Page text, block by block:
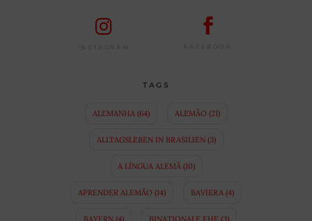
INSTAGRAM FACEBOOK
TAGS
ALEMANHA (64) ALEMÃO (21)
ALLTAGSLEBEN IN BRASILIEN(3)
A LÍNGUA ALEMÃ (10)
APRENDER ALEMÃO (14) BAVIERA (4)
BAYERN(4) BINATIONALE EHE(3)